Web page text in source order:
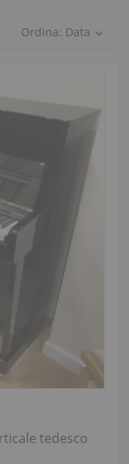
Ordina: Data
tedesco